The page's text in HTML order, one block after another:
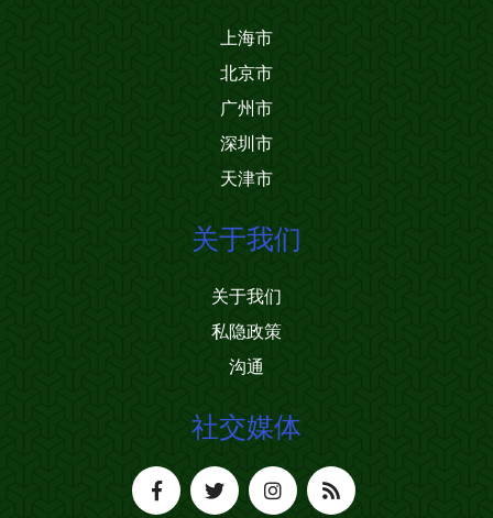
上海市
北京市
广州市
深圳市
天津市
关于我们
关于我们
私隐政策
沟通
社交媒体